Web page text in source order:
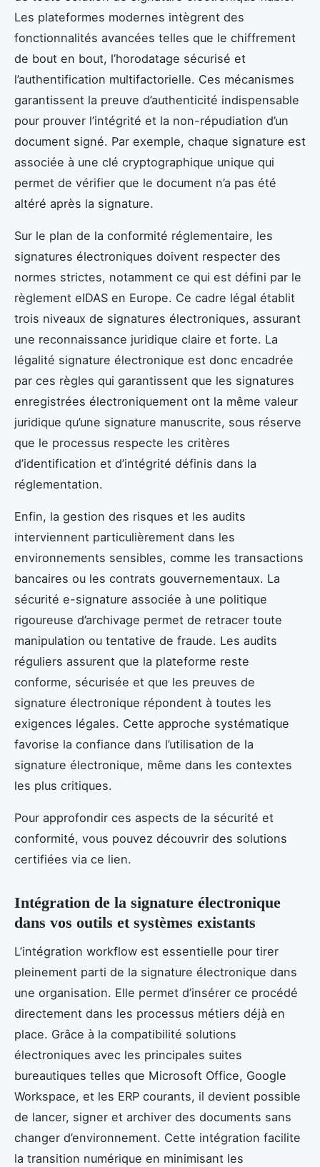
Les plateformes modernes intègrent des
fonctionnalités avancées telles que le chiffrement
de bout en bout, l’horodatage sécurisé et
l’authentification multifactorielle. Ces mécanismes
garantissent la preuve d’authenticité indispensable
pour prouver l’intégrité et la non-répudiation d’un
document signé. Par exemple, chaque signature est
associée à une clé cryptographique unique qui
permet de vérifier que le document n’a pas été
altéré après la signature.
Sur le plan de la conformité réglementaire, les
signatures électroniques doivent respecter des
normes strictes, notamment ce qui est défini par le
règlement eIDAS en Europe. Ce cadre légal établit
trois niveaux de signatures électroniques, assurant
une reconnaissance juridique claire et forte. La
légalité signature électronique est donc encadrée
par ces règles qui garantissent que les signatures
enregistrées électroniquement ont la même valeur
juridique qu’une signature manuscrite, sous réserve
que le processus respecte les critères
d’identification et d’intégrité définis dans la
réglementation.
Enfin, la gestion des risques et les audits
interviennent particulièrement dans les
environnements sensibles, comme les transactions
bancaires ou les contrats gouvernementaux. La
sécurité e-signature associée à une politique
rigoureuse d’archivage permet de retracer toute
manipulation ou tentative de fraude. Les audits
réguliers assurent que la plateforme reste
conforme, sécurisée et que les preuves de
signature électronique répondent à toutes les
exigences légales. Cette approche systématique
favorise la confiance dans l’utilisation de la
signature électronique, même dans les contextes
les plus critiques.
Pour approfondir ces aspects de la sécurité et
conformité, vous pouvez découvrir des solutions
certifiées via ce lien.
Intégration de la signature électronique
dans vos outils et systèmes existants
L’intégration workflow est essentielle pour tirer
pleinement parti de la signature électronique dans
une organisation. Elle permet d’insérer ce procédé
directement dans les processus métiers déjà en
place. Grâce à la compatibilité solutions
électroniques avec les principales suites
bureautiques telles que Microsoft Office, Google
Workspace, et les ERP courants, il devient possible
de lancer, signer et archiver des documents sans
changer d’environnement. Cette intégration facilite
la transition numérique en minimisant les